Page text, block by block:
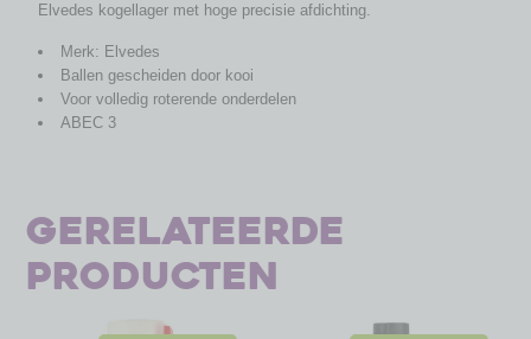
Elvedes kogellager met hoge precisie afdichting.
Merk: Elvedes
Ballen gescheiden door kooi
Voor volledig roterende onderdelen
ABEC 3
Gerelateerde
producten